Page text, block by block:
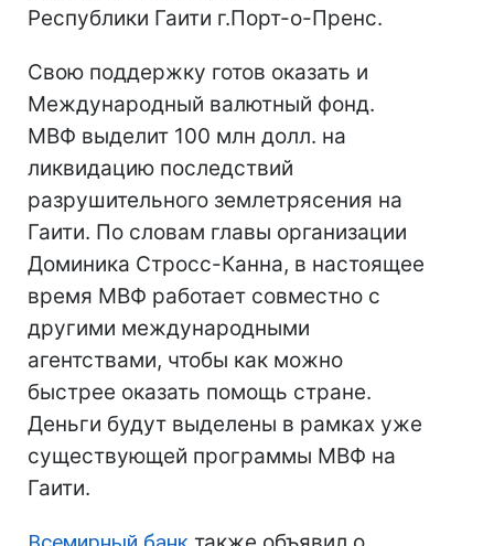
Республики Гаити г.Порт-о-Пренс.
Свою поддержку готов оказать и
Международный валютный фонд.
МВФ выделит 100 млн долл. на
ликвидацию последствий
разрушительного землетрясения на
Гаити. По словам главы организации
Доминика Стросс-Канна, в настоящее
время МВФ работает совместно с
другими международными
агентствами, чтобы как можно
быстрее оказать помощь стране.
Деньги будут выделены в рамках уже
существующей программы МВФ на
Гаити.